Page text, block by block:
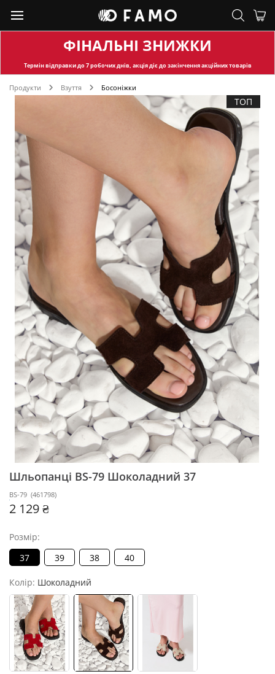
ФІНАЛЬНІ ЗНИЖКИ
Термін відправкидо 7 робочих днів, акція діє до закінчення акційних товарів
Продукти Взуття Босоніжки
ТОП
Шльопанці BS-79 Шоколадний 37
BS-79 (461798)
2 129 ₴
Розмір:
37
39 38 40
Колір: Шоколадний